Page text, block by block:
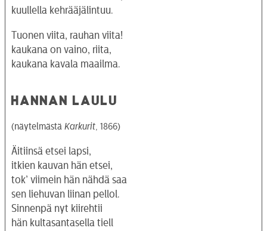
kuullella kehrääjälintuu.
Tuonen viita, rauhan viita!
kaukana on vaino, riita,
kaukana kavala maailma.
HANNAN LAULU
(näytelmästä Karkurit , 1866)
Äitiinsä etsei lapsi,
itkien kauvan hän etsei,
tok’ viimein hän nähdä saa
sen liehuvan liinan pellol.
Sinnenpä nyt kiirehtii
hän kultasantasella tiell